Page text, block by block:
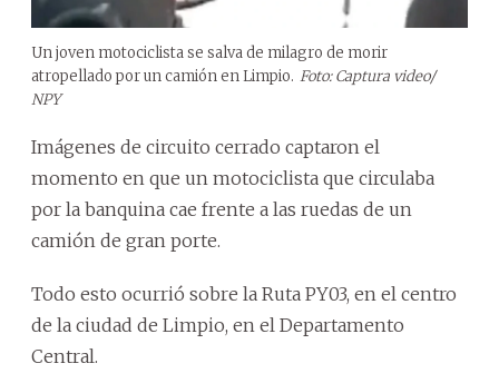
Un joven motociclista se salva de milagro de morir
atropellado por un camión en Limpio. Foto: Captura video/
NPY
Imágenes de circuito cerrado captaron el
momento en que un motociclista que circulaba
por la banquina cae frente a las ruedas de un
camión de gran porte.
Todo esto ocurrió sobre la Ruta PY03, en el centro
de la ciudad de Limpio, en el Departamento
Central.